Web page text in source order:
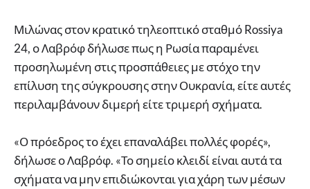
Μιλώνας στον κρατικό τηλεοπτικό σταθμό Rossiya
24, ο Λαβρόφ δήλωσε πως η Ρωσία παραμένει
προσηλωμένη στις προσπάθειες με στόχο την
επίλυση της σύγκρουσης στην Ουκρανία, είτε αυτές
περιλαμβάνουν διμερή είτε τριμερή σχήματα.
«Ο πρόεδρος το έχει επαναλάβει πολλές φορές»,
δήλωσε ο Λαβρόφ. «Το σημείο κλειδί είναι αυτά τα
σχήματα να μην επιδιώκονται για χάρη των μέσων